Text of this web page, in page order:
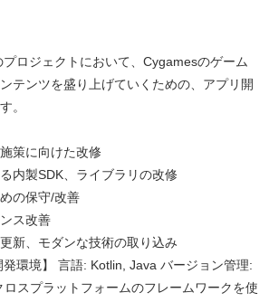
ロジェクトにおいて、Cygamesのゲーム
テンツを盛り上げていくための、アプリ開
。
策に向けた改修
内製SDK、ライブラリの改修
の保守/改善
ス改善
新、モダンな技術の取り込み
発環境】 言語: Kotlin, Java バージョン管理:
スプラットフォームのフレームワークを使